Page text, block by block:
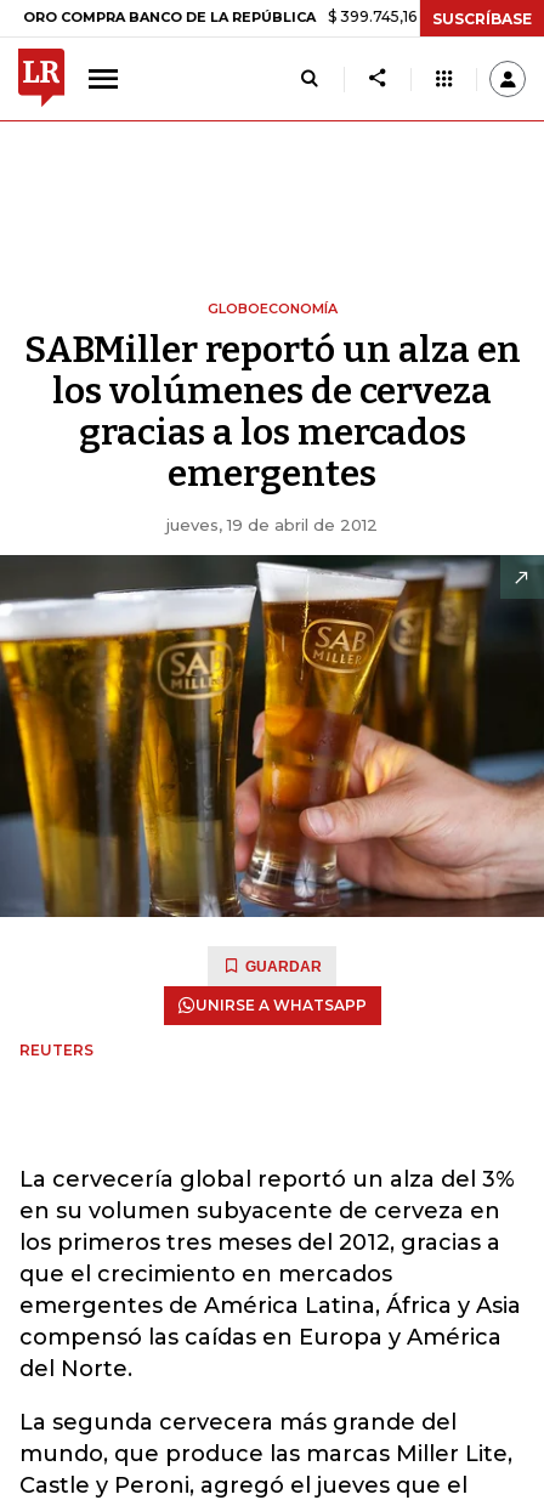
BANCO DE LA REPÚBLICA $ 399.745,16 +$ 2.295,71 +0,58%
SUSCRÍBASE
GLOBOECONOMÍA
SABMiller reportó un alza en
los volúmenes de cerveza
gracias a los mercados
emergentes
jueves, 19 de abril de 2012
GUARDAR
UNIRSE A WHATSAPP
REUTERS
La cervecería global reportó un alza del 3%
en su volumen subyacente de cerveza en
los primeros tres meses del 2012, gracias a
que el crecimiento en mercados
emergentes de América Latina, África y Asia
compensó las caídas en Europa y América
del Norte.
La segunda cervecera más grande del
mundo, que produce las marcas Miller Lite,
Castle y Peroni, agregó el jueves que el